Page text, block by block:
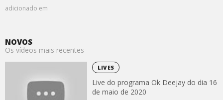
adicionado em
NOVOS
Os vídeos mais recentes
LIVES
Live do programa Ok Deejay do dia 16
de maio de 2020